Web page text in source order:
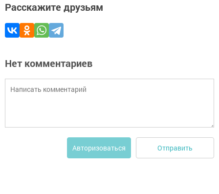
Расскажите друзьям
Нет комментариев
Авторизоваться Отправить